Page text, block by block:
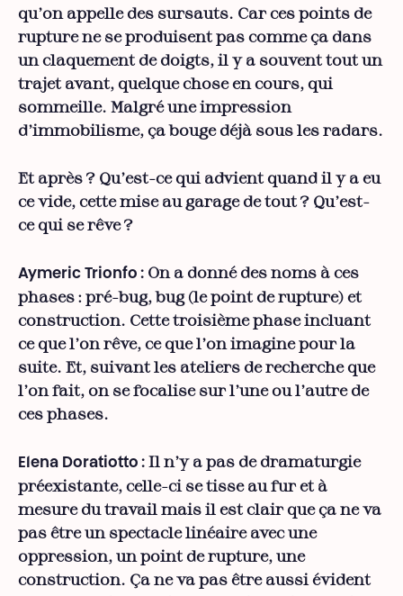
qu’on appelle des sursauts. Car ces points de
rupture ne se produisent pas comme ça dans
un claquement de doigts, il y a souvent tout un
trajet avant, quelque chose en cours, qui
sommeille. Malgré une impression
d’immobilisme, ça bouge déjà sous les radars.
Et après ? Qu’est-ce qui advient quand il y a eu
ce vide, cette mise au garage de tout ? Qu’est-
ce qui se rêve ?
Aymeric Trionfo : On a donné des noms à ces
phases : pré-bug, bug (le point de rupture) et
construction. Cette troisième phase incluant
ce que l’on rêve, ce que l’on imagine pour la
suite. Et, suivant les ateliers de recherche que
l’on fait, on se focalise sur l’une ou l’autre de
ces phases.
Elena Doratiotto : Il n’y a pas de dramaturgie
préexistante, celle-ci se tisse au fur et à
mesure du travail mais il est clair que ça ne va
pas être un spectacle linéaire avec une
oppression, un point de rupture, une
construction. Ça ne va pas être aussi évident